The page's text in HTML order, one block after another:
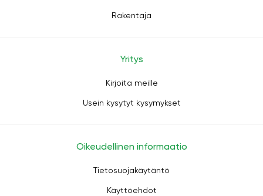
Rakentaja
Yritys
Kirjoita meille
Usein kysytyt kysymykset
Oikeudellinen informaatio
Tietosuojakäytäntö
Käyttöehdot